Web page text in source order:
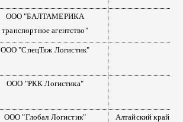
ООО "БАЛТАМЕРИКА
транспортное агентство"
ООО "СпецТяж Логистик"
ООО "РКК Логистика"
ООО "Глобал Логистик" Алтайский край